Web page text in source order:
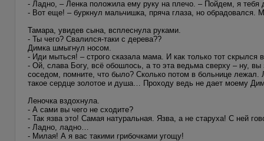
- Ладно, – Ленка положила ему руку на плечо. – Пойдем, я тебя
- Вот еще! – буркнул мальчишка, пряча глаза, но обрадовался.
Тамара, увидев сына, всплеснула руками.
- Ты чего? Свалился-таки с дерева??
Димка шмыгнул носом.
- Иди мыться! – строго сказала мама. И как только тот скрылся
- Ой, слава Богу, всё обошлось, а то эта ведьма сверху – ну,
соседом, помните, что было? Сколько потом в больнице
такое сердце золотое и душа… Проходу ведь не дает моему
Леночка вздохнула.
- А сами вы чего не сходите?
- Так язва это! Самая натуральная. Язва, а не старуха! С ней
- Ладно, ладно…
- Милая! А я вас такими грибочками угощу!